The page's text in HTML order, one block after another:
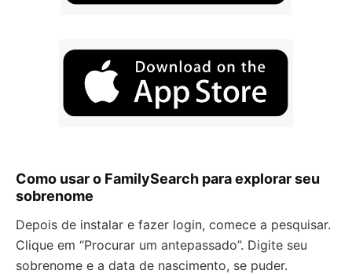
Como usar o FamilySearch para explorar seu
sobrenome
Depois de instalar e fazer login, comece a pesquisar.
Clique em “Procurar um antepassado”. Digite seu
sobrenome e a data de nascimento, se puder.